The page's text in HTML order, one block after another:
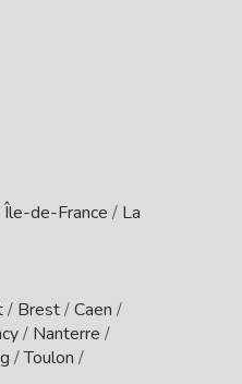
Île-de-France / La
/ Brest/Caen /
/ Nanterre /
/Toulon /